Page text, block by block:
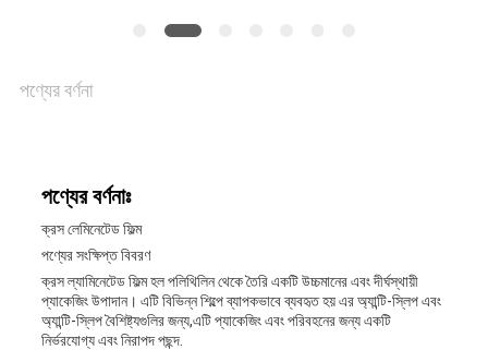
খবর
ব্লগ
সাইট
পণ্যের বর্ণনা
পণ্যের বর্ণনাঃ
ক্রস লেমিনেটেড ফিল্ম
পণ্যের সংক্ষিপ্ত বিবরণ
ক্রস ল্যামিনেটেড ফিল্ম হল পলিথিলিন থেকে তৈরি একটি উচ্চমানের এবং দীর্ঘস্থায়ী
প্যাকেজিং উপাদান। এটি বিভিন্ন শিল্পে ব্যাপকভাবে ব্যবহৃত হয় এর অ্যান্টি-স্লিপ এবং
অ্যান্টি-স্লিপ বৈশিষ্ট্যগুলির জন্য,এটি প্যাকেজিং এবং পরিবহনের জন্য একটি
নির্ভরযোগ্য এবং নিরাপদ পছন্দ.